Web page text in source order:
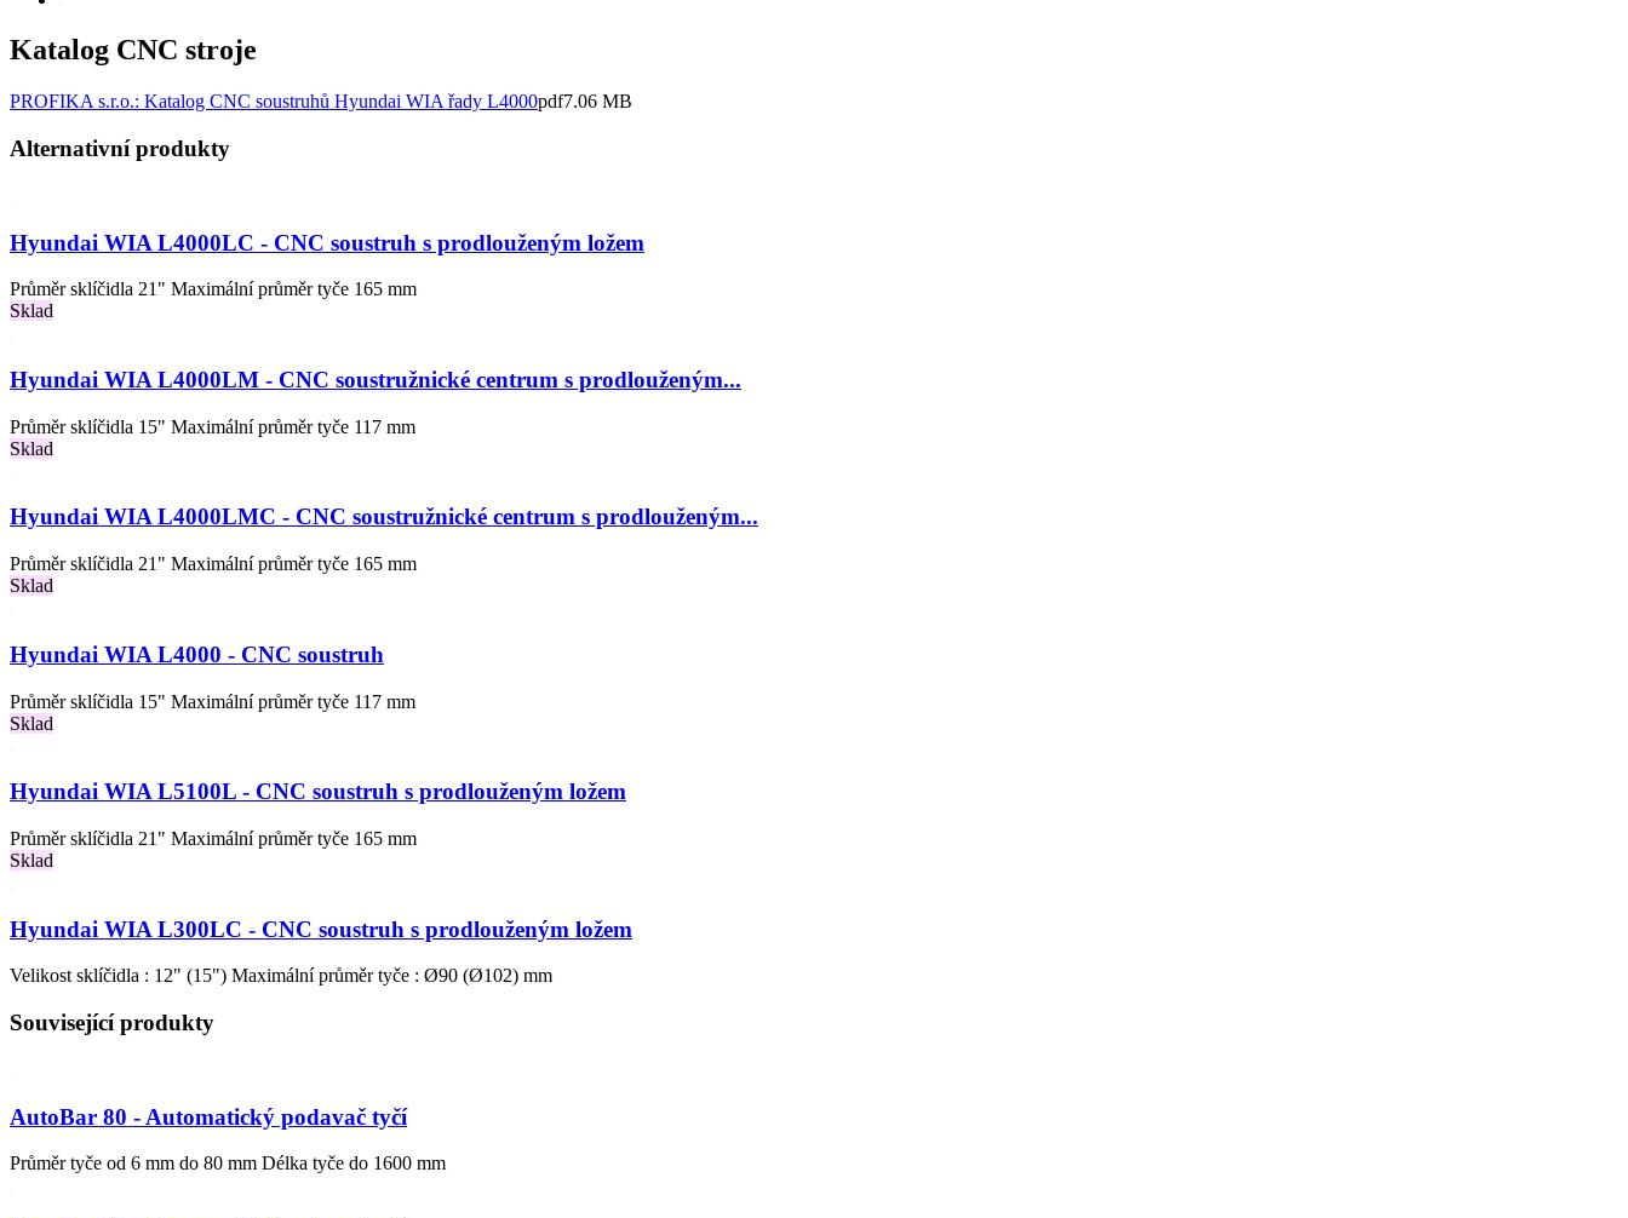
Katalog CNC stroje
PROFIKA s.r.o.: Katalog CNC soustruhů Hyundai WIA řady L4000pdf7.06 MB
Alternativní produkty
Hyundai WIA L4000LC - CNC soustruh s prodlouženým ložem
Průměr sklíčidla 21" Maximální průměr tyče 165 mm
Sklad
Hyundai WIA L4000LM - CNC soustružnické centrum s prodlouženým...
Průměr sklíčidla 15" Maximální průměr tyče 117 mm
Sklad
Hyundai WIA L4000LMC - CNC soustružnické centrum s prodlouženým...
Průměr sklíčidla 21" Maximální průměr tyče 165 mm
Sklad
Hyundai WIA L4000 - CNC soustruh
Průměr sklíčidla 15" Maximální průměr tyče 117 mm
Sklad
Hyundai WIA L5100L - CNC soustruh s prodlouženým ložem
Průměr sklíčidla 21" Maximální průměr tyče 165 mm
Sklad
Hyundai WIA L300LC - CNC soustruh s prodlouženým ložem
Velikost sklíčidla : 12" (15") Maximální průměr tyče : Ø90 (Ø102) mm
Související produkty
AutoBar 80 - Automatický podavač tyčí
Průměr tyče od 6 mm do 80 mm Délka tyče do 1600 mm